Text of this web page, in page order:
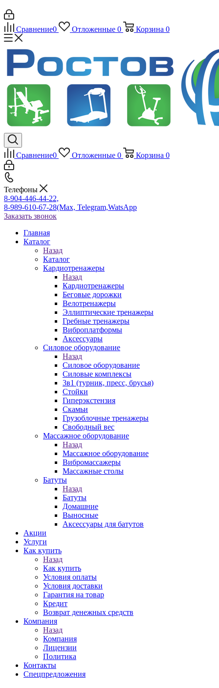
Сравнение0 Отложенные 0 Корзина 0
Сравнение0 Отложенные 0 Корзина 0
Телефоны
8-904-446-44-22,
8-989-610-67-28(Max, Telegram,WatsApp
Заказать звонок
Главная
Каталог
Назад
Каталог
Кардиотренажеры
Назад
Кардиотренажеры
Беговые дорожки
Велотренажеры
Эллиптические тренажеры
Гребные тренажеры
Виброплатформы
Аксессуары
Силовое оборудование
Назад
Силовое оборудование
Силовые комплексы
3в1 (турник, пресс, брусья)
Стойки
Гиперэкстензия
Скамьи
Грузоблочные тренажеры
Свободный вес
Массажное оборудование
Назад
Массажное оборудование
Вибромассажеры
Массажные столы
Батуты
Назад
Батуты
Домашние
Выносные
Аксессуары для батутов
Акции
Услуги
Как купить
Назад
Как купить
Условия оплаты
Условия доставки
Гарантия на товар
Кредит
Возврат денежных средств
Компания
Назад
Компания
Лицензии
Политика
Контакты
Спецпредложения